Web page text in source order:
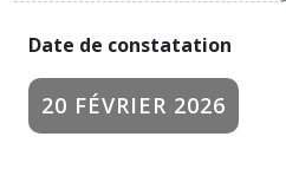
Date de constatation
20 FÉVRIER 2026